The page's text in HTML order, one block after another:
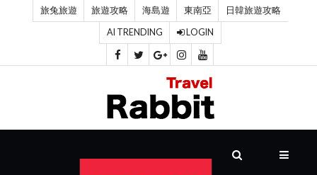
旅兔旅遊 旅遊攻略 海島遊 東南亞 日韓旅遊攻略
AI TRENDING LOGIN